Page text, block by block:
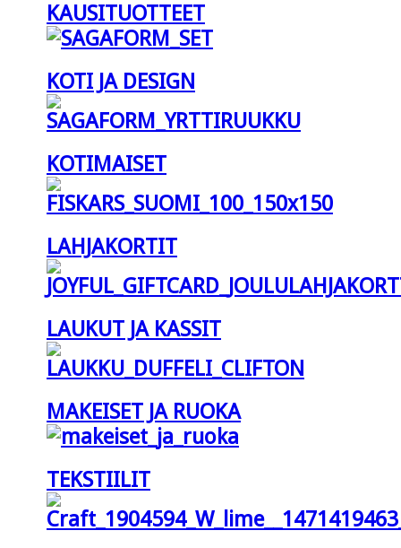
KAUSITUOTTEET
KOTI JA DESIGN
KOTIMAISET
LAHJAKORTIT
LAUKUT JA KASSIT
MAKEISET JA RUOKA
TEKSTIILIT